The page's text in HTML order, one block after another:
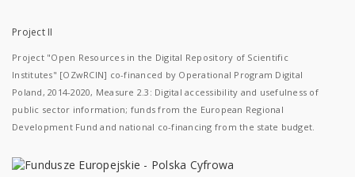
Project II
Project "Open Resources in the Digital Repository of Scientific
Institutes" [OZwRCIN] co-financed by Operational Program Digital
Poland, 2014-2020, Measure 2.3: Digital accessibility and usefulness of
public sector information; funds from the European Regional
Development Fund and national co-financing from the state budget.